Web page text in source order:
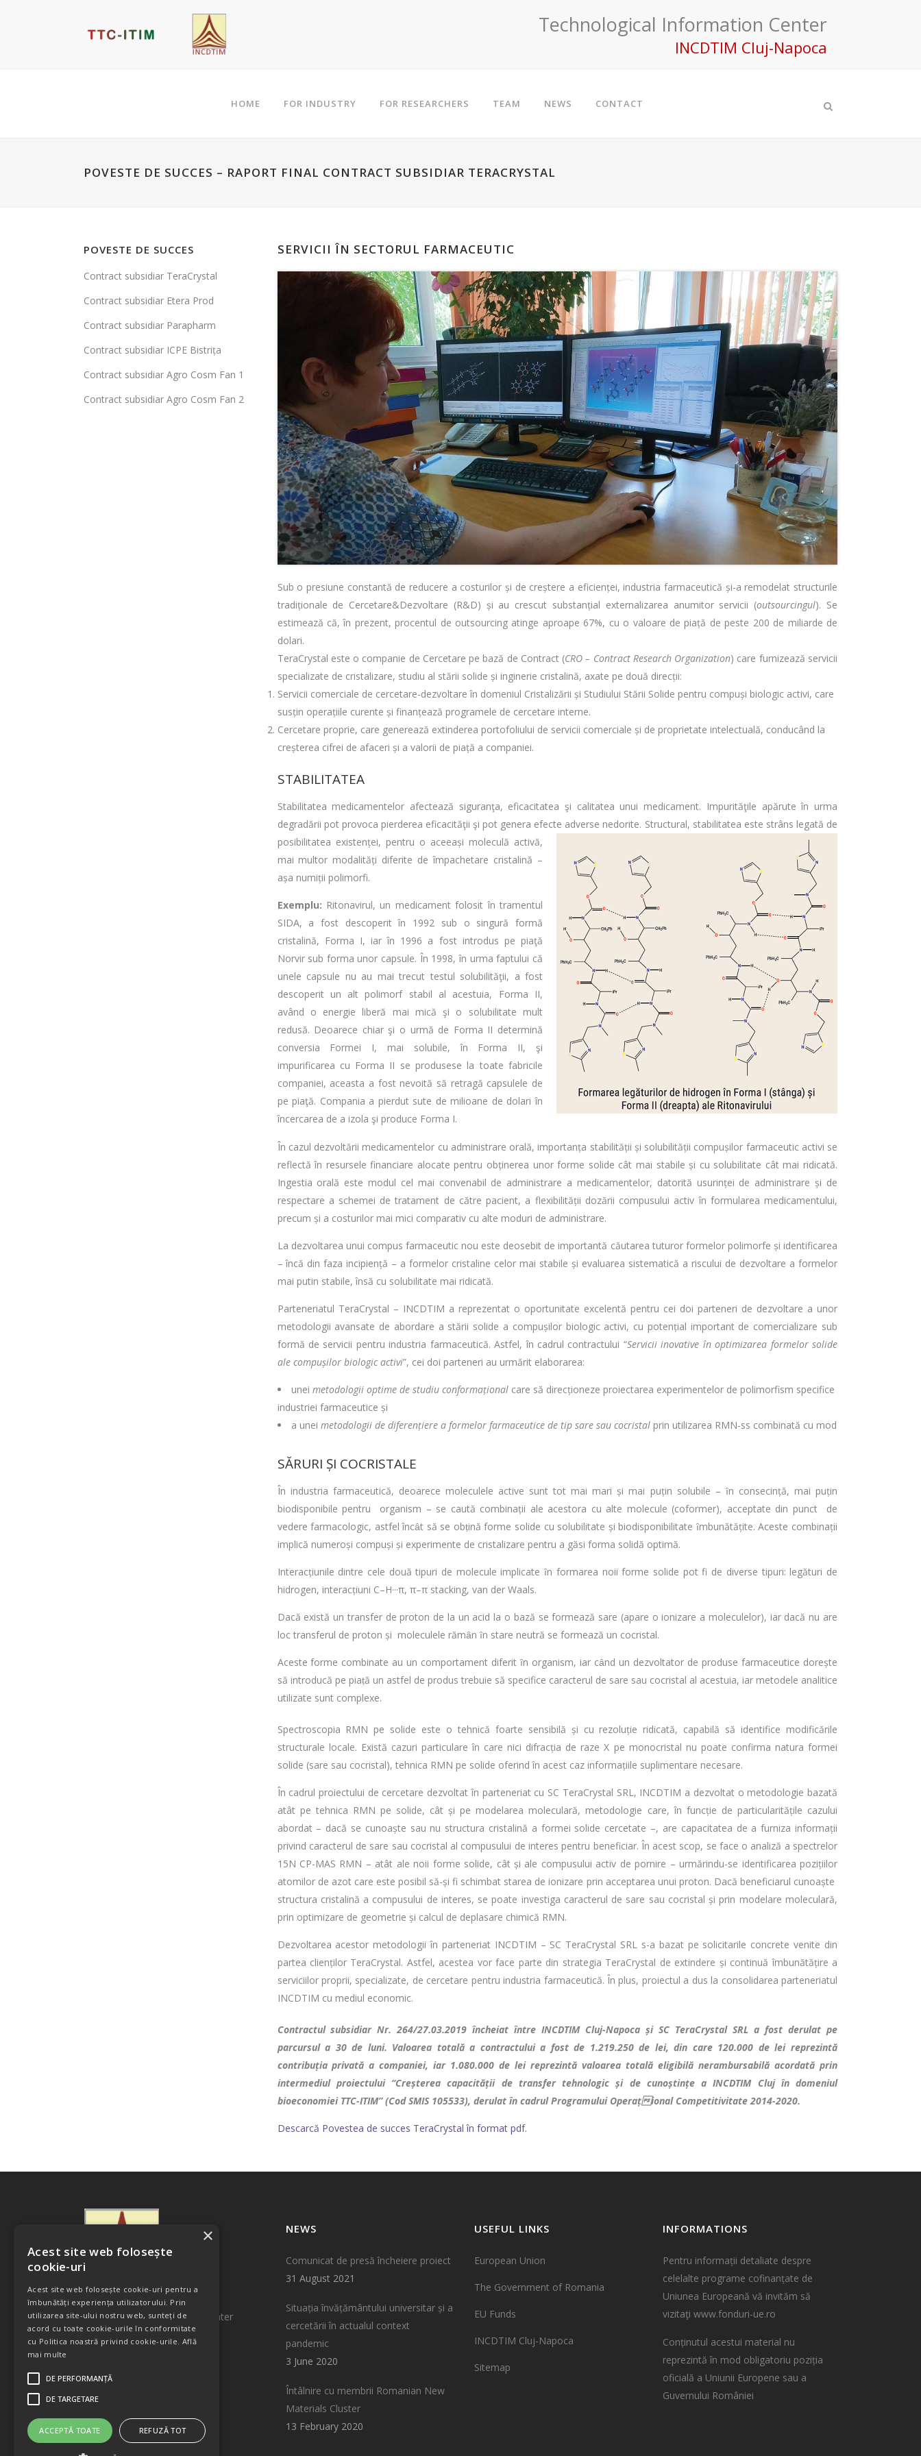
Technological Information Center
INCDTIM Cluj-Napoca
HOME FOR INDUSTRY FOR RESEARCHERS TEAM NEWS CONTACT
POVESTE DE SUCCES – RAPORT FINAL CONTRACT SUBSIDIAR TERACRYSTAL
POVESTE DE SUCCES
Contract subsidiar TeraCrystal
Contract subsidiar Etera Prod
Contract subsidiar Parapharm
Contract subsidiar ICPE Bistrița
Contract subsidiar Agro Cosm Fan 1
Contract subsidiar Agro Cosm Fan 2
SERVICII ÎN SECTORUL FARMACEUTIC
Sub o presiune constantă de reducere a costurilor și de creștere a eficienței, industria farmaceutică și-a remodelat structurile
tradiționale de Cercetare&Dezvoltare (R&D) și au crescut substanțial externalizarea anumitor servicii (outsourcingul). Se
estimează că, în prezent, procentul de outsourcing atinge aproape 67%, cu o valoare de piață de peste 200 de miliarde de
dolari.
TeraCrystal este o companie de Cercetare pe bază de Contract (CRO – Contract Research Organization) care furnizează servicii
specializate de cristalizare, studiu al stării solide și inginerie cristalină, axate pe două direcții:
Servicii comerciale de cercetare-dezvoltare în domeniul Cristalizării și Studiului Stării Solide pentru compuși biologic activi, care
susțin operațiile curente și finanțează programele de cercetare interne.
Cercetare proprie, care generează extinderea portofoliului de servicii comerciale și de proprietate intelectuală, conducând la
creșterea cifrei de afaceri și a valorii de piață a companiei.
STABILITATEA
Stabilitatea medicamentelor afectează siguranţa, eficacitatea şi calitatea unui medicament. Impurităţile apărute în urma
degradării pot provoca pierderea eficacităţii şi pot genera efecte adverse nedorite. Structural, stabilitatea este strâns legată de
posibilitatea existenței, pentru o aceeași moleculă activă,
mai multor modalități diferite de împachetare cristalină –
așa numiții polimorfi.
Exemplu: Ritonavirul, un medicament folosit în tramentul
SIDA, a fost descoperit în 1992 sub o singură formă
cristalină, Forma I, iar în 1996 a fost introdus pe piaţă
Norvir sub forma unor capsule. În 1998, în urma faptului că
unele capsule nu au mai trecut testul solubilităţii, a fost
descoperit un alt polimorf stabil al acestuia, Forma II,
având o energie liberă mai mică şi o solubilitate mult
redusă. Deoarece chiar şi o urmă de Forma II determină
conversia Formei I, mai solubile, în Forma II, şi
impurificarea cu Forma II se produsese la toate fabricile
companiei, aceasta a fost nevoită să retragă capsulele de
pe piaţă. Compania a pierdut sute de milioane de dolari în
încercarea de a izola şi produce Forma I.
În cazul dezvoltării medicamentelor cu administrare orală, importanța stabilității și solubilității compușilor farmaceutic activi se
reflectă în resursele financiare alocate pentru obținerea unor forme solide cât mai stabile și cu solubilitate cât mai ridicată.
Ingestia orală este modul cel mai convenabil de administrare a medicamentelor, datorită usurinței de administrare și de
respectare a schemei de tratament de către pacient, a flexibilității dozării compusului activ în formularea medicamentului,
precum și a costurilor mai mici comparativ cu alte moduri de administrare.
La dezvoltarea unui compus farmaceutic nou este deosebit de importantă căutarea tuturor formelor polimorfe și identificarea
– încă din faza incipiență – a formelor cristaline celor mai stabile și evaluarea sistematică a riscului de dezvoltare a formelor
mai putin stabile, însă cu solubilitate mai ridicată.
Parteneriatul TeraCrystal – INCDTIM a reprezentat o oportunitate excelentă pentru cei doi parteneri de dezvoltare a unor
metodologii avansate de abordare a stării solide a compușilor biologic activi, cu potențial important de comercializare sub
formă de servicii pentru industria farmaceutică. Astfel, în cadrul contractului “Serviciiinovative în optimizarea formelor solide
ale compușilor biologic activi”, cei doi parteneri au urmărit elaborarea:
unei metodologii optime de studiu conformaționalcare să direcționeze proiectarea experimentelor de polimorfism specifice
industriei farmaceutice și
a unei metodologii de diferențiere a formelor farmaceutice de tip sare sau cocristalprin utilizarea RMN-ss combinată cu mod
SĂRURI ȘI COCRISTALE
În industria farmaceutică, deoarece moleculele active sunt tot mai mari și mai puțin solubile – ȋn consecință, mai puțin
biodisponibile pentru organism – se caută combinații ale acestora cu alte molecule (coformer), acceptate din punct de
vedere farmacologic, astfel încȃt să se obṭină forme solide cu solubilitate și biodisponibilitate ȋmbunătățite. Aceste combinații
implică numeroși compuși și experimente de cristalizare pentru a găsi forma solidă optimă.
Interacțiunile dintre cele două tipuri de molecule implicate ȋn formarea noii forme solide pot fi de diverse tipuri: legături de
hidrogen, interacțiuni C–H···π, π–π stacking, van der Waals.
Dacă există un transfer de proton de la un acid la o bază se formează sare (apare o ionizare a moleculelor), iar dacă nu are
loc transferul de proton și moleculele rămȃn ȋn stare neutră se formează un cocristal.
Aceste forme combinate au un comportament diferit ȋn organism, iar cȃnd un dezvoltator de produse farmaceutice dorește
să introducă pe piaṭă un astfel de produs trebuie să specifice caracterul de sare sau cocristal al acestuia, iar metodele analitice
utilizate sunt complexe.
Spectroscopia RMN pe solide este o tehnică foarte sensibilă și cu rezoluție ridicată, capabilă să identifice modificările
structurale locale. Există cazuri particulare în care nici difracția de raze X pe monocristal nu poate confirma natura formei
solide (sare sau cocristal), tehnica RMN pe solide oferind în acest caz informațiile suplimentare necesare.
În cadrul proiectului de cercetare dezvoltat în parteneriat cu SC TeraCrystal SRL, INCDTIM a dezvoltat o metodologie bazată
atât pe tehnica RMN pe solide, cât și pe modelarea moleculară, metodologie care, în funcție de particularitățile cazului
abordat – dacă se cunoaște sau nu structura cristalină a formei solide cercetate –, are capacitatea de a furniza informații
privind caracterul de sare sau cocristal al compusului de interes pentru beneficiar. În acest scop, se face o analiză a spectrelor
15N CP-MAS RMN – atât ale noii forme solide, cât și ale compusului activ de pornire – urmărindu-se identificarea pozițiilor
atomilor de azot care este posibil să-și fi schimbat starea de ionizare prin acceptarea unui proton. Dacă beneficiarul cunoaște
structura cristalină a compusului de interes, se poate investiga caracterul de sare sau cocristal și prin modelare moleculară,
prin optimizare de geometrie și calcul de deplasare chimică RMN.
Dezvoltarea acestor metodologii în parteneriat INCDTIM – SC TeraCrystal SRL s-a bazat pe solicitarile concrete venite din
partea clienților TeraCrystal. Astfel, acestea vor face parte din strategia TeraCrystal de extindere și continuă îmbunătățire a
serviciilor proprii, specializate, de cercetare pentru industria farmaceutică. În plus, proiectul a dus la consolidarea parteneriatul
INCDTIM cu mediul economic.
Contractul subsidiar Nr. 264/27.03.2019 încheiat între INCDTIM Cluj-Napoca și SC TeraCrystal SRL a fost derulat pe
parcursul a 30 de luni. Valoarea totală a contractului a fost de 1.219.250 de lei, din care 120.000 de lei reprezintă
contribuția privată a companiei, iar 1.080.000 de lei reprezintă valoarea totală eligibilă nerambursabilă acordată prin
intermediul proiectului “Creșterea capacității de transfer tehnologic și de cunoștințe a INCDTIM Cluj în domeniul
bioeconomiei TTC-ITIM” (Cod SMIS 105533), derulat în cadrul Programului Operațional Competitivitate 2014-2020.
Descarcă Povestea de succes TeraCrystal în format pdf.
Technological Information Center
INCDTIM Cluj-Napoca
Email: tto@itim-cj.ro
Tel.: +40 264 58 40 37
Fax: +40 264 42 00 42
NEWS
Comunicat de presă încheiere proiect
31 August 2021
Situația învățământului universitar și a
cercetării în actualul context
pandemic
3 June 2020
Întâlnire cu membrii Romanian New
Materials Cluster
13 February 2020
USEFUL LINKS
European Union
The Government of Romania
EU Funds
INCDTIM Cluj-Napoca
Sitemap
INFORMATIONS
Pentru informații detaliate despre
celelalte programe cofinanțate de
Uniunea Europeană vă invităm să
vizitaţi www.fonduri-ue.ro
Conținutul acestui material nu
reprezintă în mod obligatoriu poziția
oficială a Uniunii Europene sau a
Guvernului României
Acest site web folosește
cookie-uri
Acest site web folosește cookie-uri pentru a
îmbunătăți experiența utilizatorului. Prin
utilizarea site-ului nostru web, sunteți de
acord cu toate cookie-urile în conformitate
cu Politica noastră privind cookie-urile. Află
mai multe
DE PERFORMANȚĂ
DE TARGETARE
ACCEPTĂ TOATE REFUZĂ TOT
×